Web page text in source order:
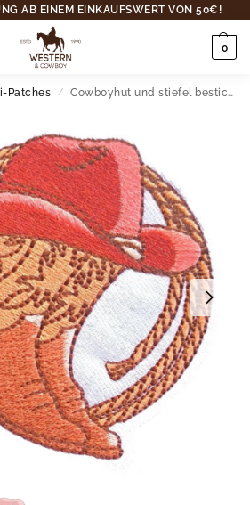
AB EINEM EINKAUFSWERT VON 50€!
0
Patches / Cowboyhut und stiefel bestickter western bügelflicken